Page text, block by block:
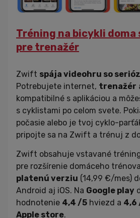
Tréning na bicykli
pre trenažér
Zwift spája videohru so
Potrebujete internet, trenažér
kompatibilné s aplikáciou a
s cyklistami po celom svete.
počasie alebo je tvoj cyklo-
pripojte sa na Zwift a trénuj z
Zwift obsahuje vstavané
pre rozšírenie domáceho
platenú verziu (14,99 €/mes)
Android aj iOS. Na Google play
hodnotenie 4,4 /5 hviezd a 4,6
Apple store.